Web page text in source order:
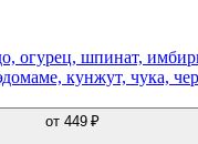
огурец, шпинат,
кунжут, чука,
от 449 ₽